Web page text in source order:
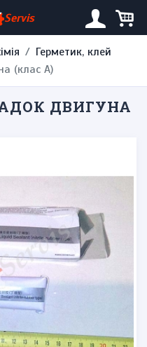
Servis
Герметик, клей
(клас А)
ДВИГУНА